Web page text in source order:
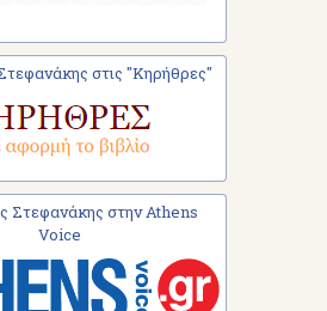
στις "Κηρήθρες"
Στεφανάκης στην Athens
Voice